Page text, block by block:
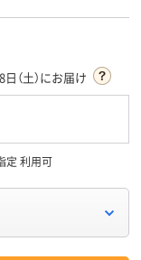
（土）にお届け
定 利用可